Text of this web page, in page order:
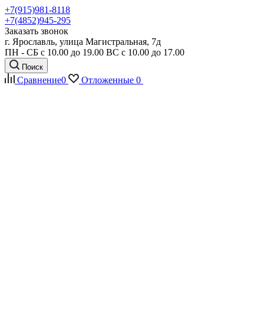
+7(915)981-8118
+7(4852)945-295
Заказать звонок
г. Ярославль, улица Магистральная, 7д
ПН - СБ с 10.00 до 19.00 ВС с 10.00 до 17.00
Поиск
Сравнение0 Отложенные 0